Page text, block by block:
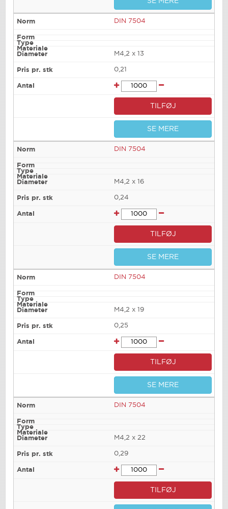
DIN 7504
M4,2 x 13
0,21
TILFØJ
SE MERE
DIN 7504
M4,2 x 16
0,24
TILFØJ
SE MERE
DIN 7504
M4,2 x 19
0,25
TILFØJ
SE MERE
DIN 7504
M4,2 x 22
0,29
TILFØJ